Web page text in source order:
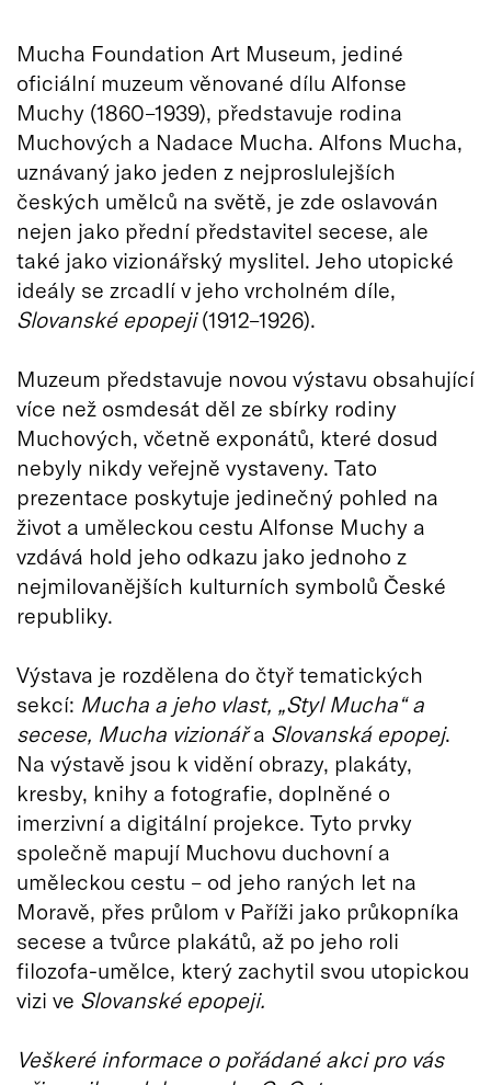
Mucha Foundation Art Museum, jediné
oficiální muzeum věnované dílu Alfonse
Muchy (1860–1939), představuje rodina
Muchových a Nadace Mucha. Alfons Mucha,
uznávaný jako jeden z nejproslulejších
českých umělců na světě, je zde oslavován
nejen jako přední představitel secese, ale
také jako vizionářský myslitel. Jeho utopické
ideály se zrcadlí v jeho vrcholném díle,
Slovanské epopeji(1912–1926).
Muzeum představuje novou výstavu obsahující
více než osmdesát děl ze sbírky rodiny
Muchových, včetně exponátů, které dosud
nebyly nikdy veřejně vystaveny. Tato
prezentace poskytuje jedinečný pohled na
život a uměleckou cestu Alfonse Muchy a
vzdává hold jeho odkazu jako jednoho z
nejmilovanějších kulturních symbolů České
republiky.
Výstava je rozdělena do čtyř tematických
sekcí: Mucha a jeho vlast, „Styl Mucha“ a
secese, Mucha vizionářa Slovanská epopej.
Na výstavě jsou k vidění obrazy, plakáty,
kresby, knihy a fotografie, doplněné o
imerzivní a digitální projekce. Tyto prvky
společně mapují Muchovu duchovní a
uměleckou cestu – od jeho raných let na
Moravě, přes průlom v Paříži jako průkopníka
secese a tvůrce plakátů, až po jeho roli
filozofa-umělce, který zachytil svou utopickou
vizi ve Slovanské epopeji.
Veškeré informace o pořádané akci pro vás